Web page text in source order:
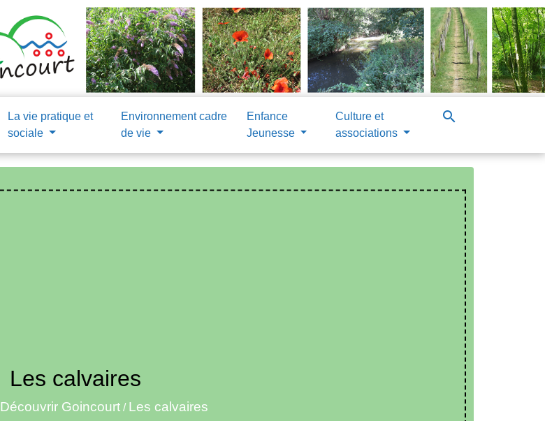
La vie pratique et
sociale
Environnement cadre
de vie
Enfance
Jeunesse
Culture et
associations
search
Les calvaires
Découvrir Goincourt/ Les calvaires